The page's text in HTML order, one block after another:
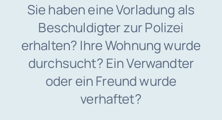
Rechtsgebiete
Kontakt
Sie haben eine Vorladung als
Beschuldigter zur Polizei
erhalten? Ihre Wohnung wurde
durchsucht? Ein Verwandter
oder ein Freund wurde
verhaftet?